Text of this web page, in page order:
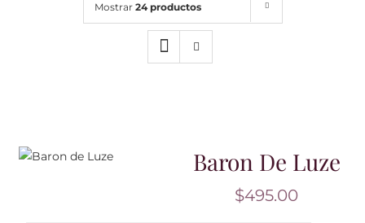
0 artículos
Mostrar 24 productos
Baron De Luze
$495.00